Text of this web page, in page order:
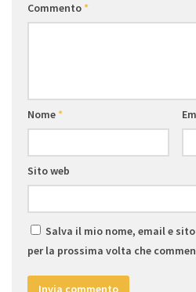
Commento*
Nome*
Sito web
Salva il mio nome, email e
per la prossima volta che